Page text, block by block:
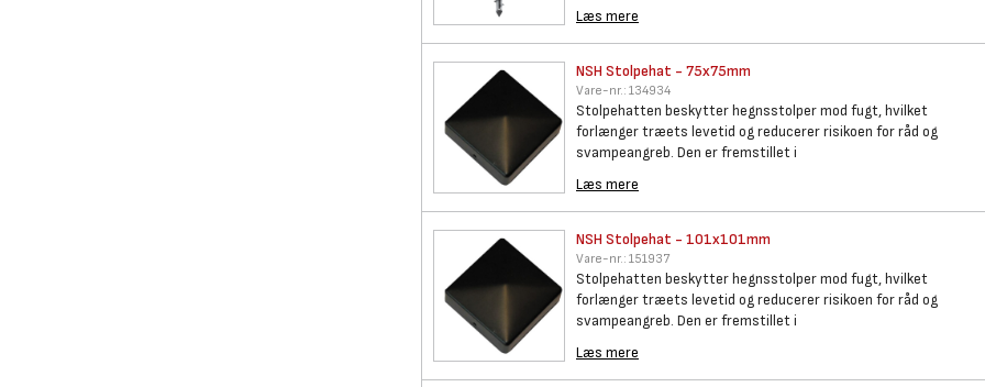
Læs mere
NSH Stolpehat - 75x75mm
Vare-nr.: 134934
Stolpehatten beskytter hegnsstolper mod fugt, hvilket
forlænger træets levetid og reducerer risikoen for råd og
svampeangreb. Den er fremstillet i
Læs mere
NSH Stolpehat - 101x101mm
Vare-nr.: 151937
Stolpehatten beskytter hegnsstolper mod fugt, hvilket
forlænger træets levetid og reducerer risikoen for råd og
svampeangreb. Den er fremstillet i
Læs mere